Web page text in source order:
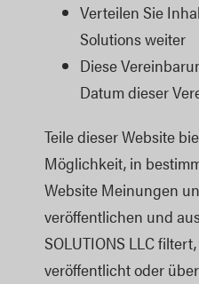
Verteilen Sie
Solutions weiter
Diese
Datum dieser
Teile dieser Website
Möglichkeit, in
Website Meinungen
veröffentlichen und
SOLUTIONS LLC
veröffentlicht oder